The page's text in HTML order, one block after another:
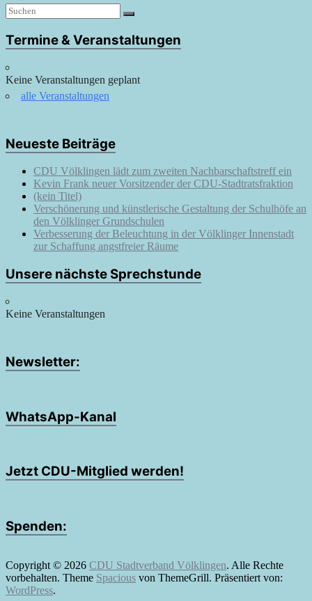
Termine & Veranstaltungen
Keine Veranstaltungen geplant
alle Veranstaltungen
Neueste Beiträge
CDU Völklingen lädt zum zweiten Nachbarschaftstreff ein
Kevin Frank neuer Vorsitzender der CDU-Stadtratsfraktion
(kein Titel)
Verschönerung und künstlerische Gestaltung der Schulhöfe an
den Völklinger Grundschulen
Verbesserung der Beleuchtung in der Völklinger Innenstadt
zur Schaffung angstfreier Räume
Unsere nächste Sprechstunde
Keine Veranstaltungen
Newsletter:
WhatsApp-Kanal
Jetzt CDU-Mitglied werden!
Spenden:
Copyright © 2026 CDU Stadtverband Völklingen. Alle Rechte
vorbehalten. Theme Spacious von ThemeGrill. Präsentiert von:
WordPress.